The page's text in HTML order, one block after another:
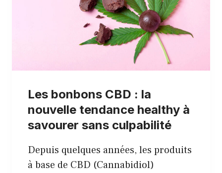
Les bonbons CBD : la
nouvelle tendance healthy à
savourer sans culpabilité
Depuis quelques années, les produits
à base de CBD (Cannabidiol)